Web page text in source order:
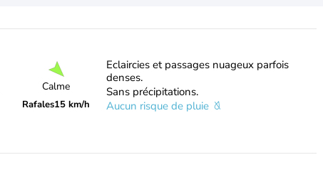
Calme
Rafales15 km/h
Eclaircies et passages nuageux parfois
denses.
Sans précipitations.
Aucun risque de pluie